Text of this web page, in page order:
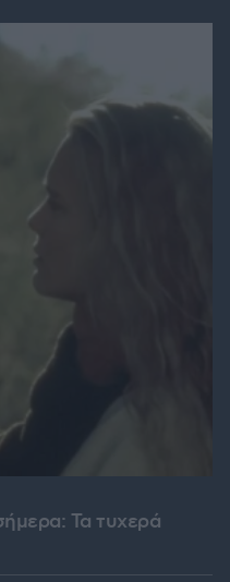
Τα τυχερά